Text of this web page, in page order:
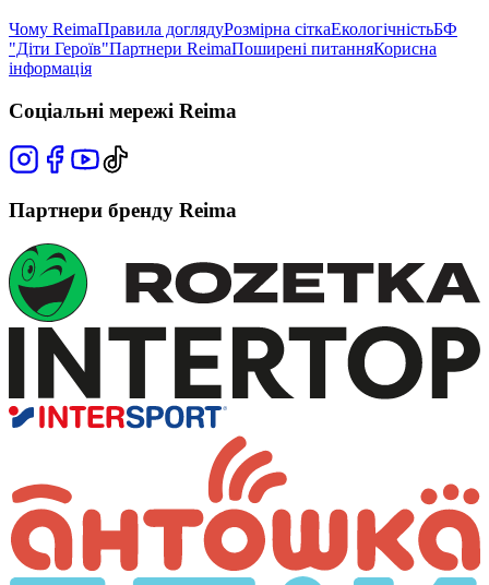
Чому ReimaПравила доглядуРозмірна сіткаЕкологічністьБФ
"Діти Героїв"Партнери ReimaПоширені питанняКорисна
інформація
Соціальні мережі Reima
Партнери бренду Reima